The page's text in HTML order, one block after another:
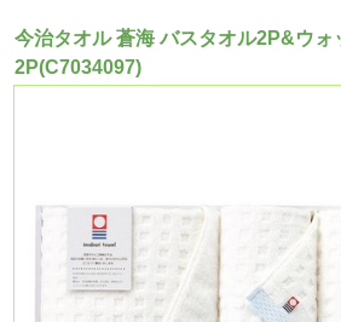
今治タオル 蒼海 バスタオル2P&ウォ
2P(C7034097)